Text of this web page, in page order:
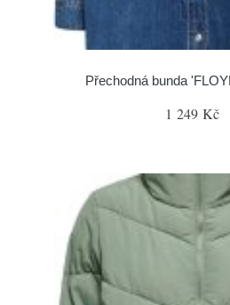
Přechodná bunda
1 249 Kč